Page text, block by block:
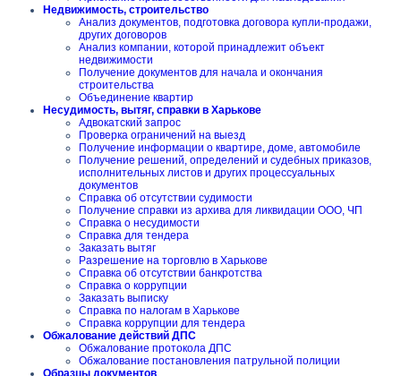
Недвижимость, строительство
Анализ документов, подготовка договора купли-продажи,
других договоров
Анализ компании, которой принадлежит объект
недвижимости
Получение документов для начала и окончания
строительства
Объединение квартир
Несудимость, вытяг, справки в Харькове
Адвокатский запрос
Проверка ограничений на выезд
Получение информации о квартире, доме, автомобиле
Получение решений, определений и судебных приказов,
исполнительных листов и других процессуальных
документов
Справка об отсутствии судимости
Получение справки из архива для ликвидации ООО, ЧП
Справка о несудимости
Справка для тендера
Заказать вытяг
Разрешение на торговлю в Харькове
Справка об отсутствии банкротства
Справка о коррупции
Заказать выписку
Справка по налогам в Харькове
Справка коррупции для тендера
Обжалование действий ДПС
Обжалование протокола ДПС
Обжалование постановления патрульной полиции